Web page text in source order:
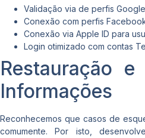
Validação via de perfis
Conexão com perfis
Conexão via Apple ID para
Login otimizado com contas
Restauração
Informações
Reconhecemos que casos de
comumente. Por isto,